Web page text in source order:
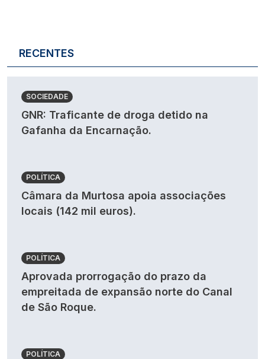
RECENTES
SOCIEDADE
GNR: Traficante de droga detido na
Gafanha da Encarnação.
POLÍTICA
Câmara da Murtosa apoia associações
locais (142 mil euros).
POLÍTICA
Aprovada prorrogação do prazo da
empreitada de expansão norte do Canal
de São Roque.
POLÍTICA